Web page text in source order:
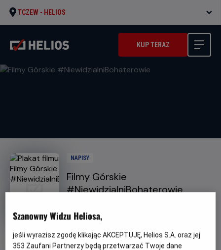
TCZEW - HELIOS
KUP TERAZ
NAPISY
OBSERWUJ
Filmy Górskie
#NiewidzialniBohaterowie
Czas
trwania
91 min
rok
produkcji
Szanowny Widzu Heliosa,
jeśli wyrazisz zgodę klikając AKCEPTUJĘ, Helios S.A. oraz jej
353 Zaufani Partnerzy będą przetwarzać Twoje dane